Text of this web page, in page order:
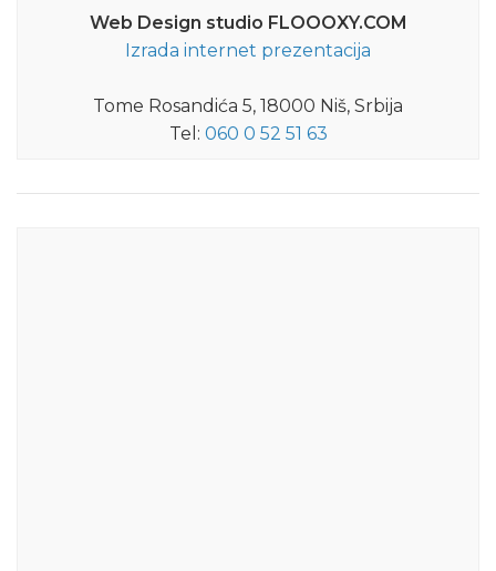
Web Design studio FLOOOXY.COM
Izrada internet prezentacija
Tome Rosandića 5, 18000 Niš, Srbija
Tel: 060 0 52 51 63